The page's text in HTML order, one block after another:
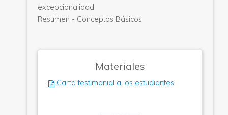
excepcionalidad
Resumen - Conceptos Básicos
Materiales
Carta testimonial a los estudiantes